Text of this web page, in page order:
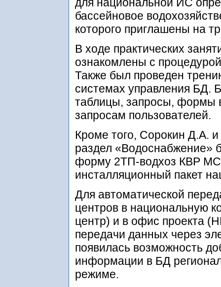
бассейновое
которого приглашены на
В ходе практических
ознакомлены с
Также был проведен
системах управления БД.
таблицы, запросы, формы
запросам пользователей.
Кроме того, Сорокин Д.А.
раздел «Водоснабжение»
форму 2ТП-водхоз КВР
инсталляционный пакет
Для автоматической
центров в национальную
центр) и в офис проекта
передачи данных через
появилась возможность
информации в БД
режиме.